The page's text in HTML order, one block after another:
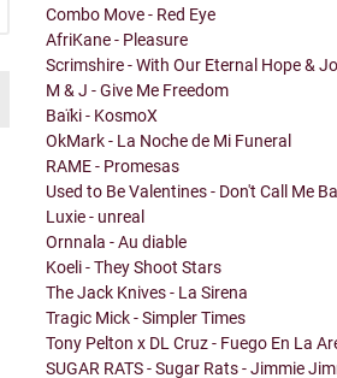
Combo Move - Red Eye
AfriKane - Pleasure
Scrimshire - With Our Eternal Hope &
M & J - Give Me Freedom
Baïki - KosmoX
OkMark - La Noche de Mi Funeral
RAME - Promesas
Used to Be Valentines - Don't Call Me
Luxie - unreal
Ornnala - Au diable
Koeli - They Shoot Stars
The Jack Knives - La Sirena
Tragic Mick - Simpler Times
Tony Pelton x DL Cruz - Fuego En La
SUGAR RATS - Sugar Rats - Jimmie